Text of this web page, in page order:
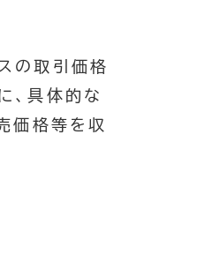
の取引価格
、具体的な
価格等を収